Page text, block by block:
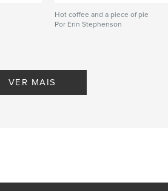
Hot coffee and a piece of pie
Por Erin Stephenson
VER MAIS